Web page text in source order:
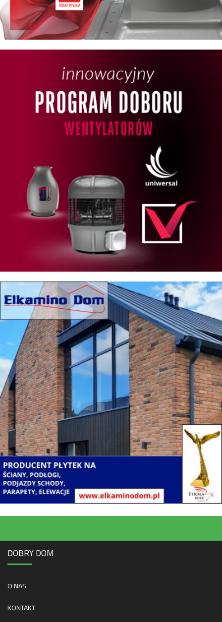
DOBRY DOM
O NAS
KONTAKT